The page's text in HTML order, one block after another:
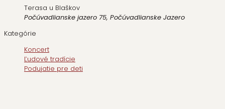
Terasa u Blaškov
Počúvadlianske jazero 75, Počúvadlianske Jazero
Kategórie
Koncert
Ľudové tradície
Podujatie pre deti